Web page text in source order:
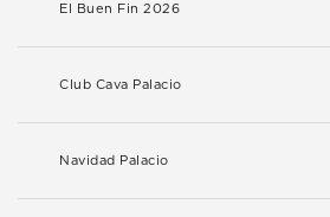
El Buen Fin 2026
Club Cava Palacio
Navidad Palacio